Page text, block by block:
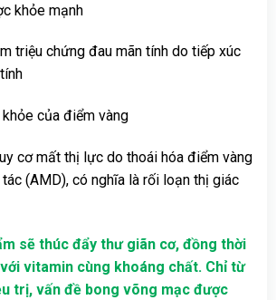
khỏe mạnh
triệu chứng đau mãn tính do tiếp xúc
của điểm vàng
cơ mất thị lực do thoái hóa điểm vàng
(AMD), có nghĩa là rối loạn thị giác
sẽ thúc đẩy thư giãn cơ, đồng thời
vitamin cùng khoáng chất. Chỉ từ
trị, vấn đề bong võng mạc được